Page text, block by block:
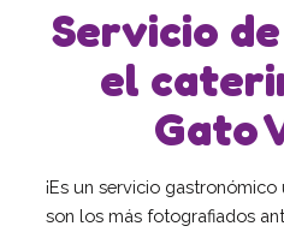
Memorias
Documentos
Carta de
Plan
Impacto
Servicio
el
Gato
¡Es un servicio
son los más fotografiados